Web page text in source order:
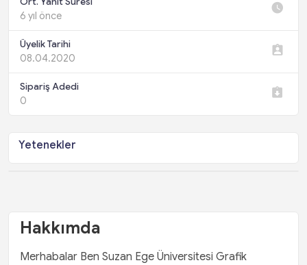
6 yıl önce
Üyelik Tarihi
08.04.2020
Sipariş Adedi
0
Yetenekler
Hakkımda
Merhabalar Ben Suzan Ege Üniversitesi Grafik